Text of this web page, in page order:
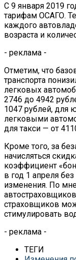
С 9 января 2019
тарифам ОСАГО.
каждого
возраста и
- реклама -
Отметим, что
транспорта
легковых
2746 до 4942
1047 рублей, для
легковыми
для такси — от
Кроме того, за
начисляться
коэффициент
в год 1 апреля
изменения. По
страховщиков
стимулировать
- реклама -
ТЕГИ